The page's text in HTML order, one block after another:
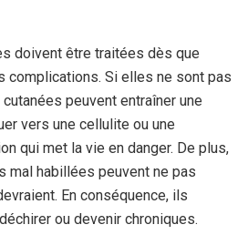
doivent être traitées dès que
complications. Si elles ne sont pas
peuvent entraîner une
vers une cellulite ou une
qui met la vie en danger. De plus,
mal habillées peuvent ne pas
En conséquence, ils
ou devenir chroniques.